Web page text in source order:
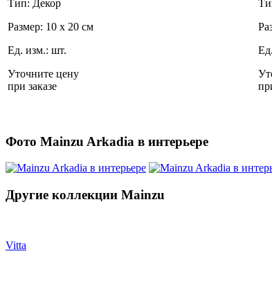
Тип: Декор
Размер: 10 x 20 см
Ед. изм.: шт.
Уточните цену
при заказе
Фото Mainzu Arkadia в интерьере
Другие коллекции Mainzu
Vitta